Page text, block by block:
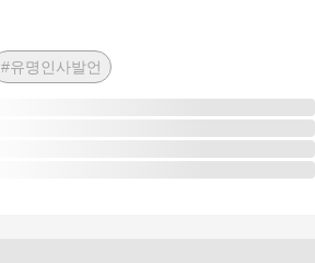
#유명인사발언